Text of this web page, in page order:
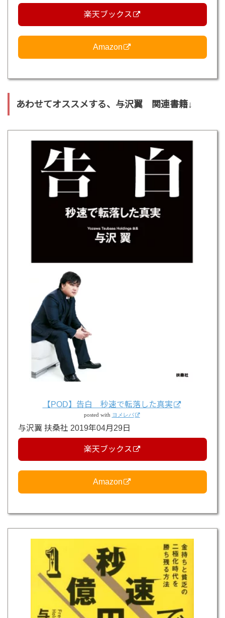
楽天ブックス
Amazon
あわせてオススメする、与沢翼 関連書籍↓
【POD】告白 秒速で転落した真実
posted with ヨメレバ
与沢翼 扶桑社 2019年04月29日
楽天ブックス
Amazon